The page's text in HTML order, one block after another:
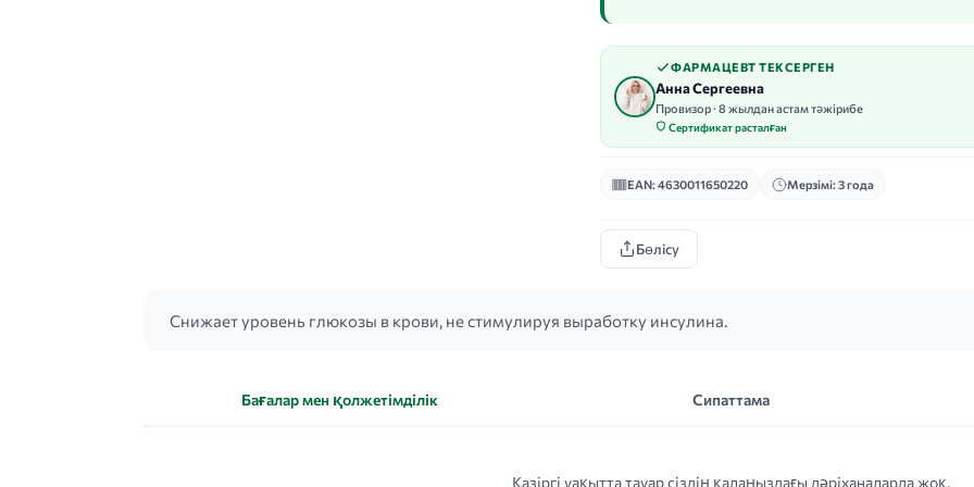
ФАРМАЦЕВТ ТЕКСЕРГЕН
Анна Сергеевна
Провизор · 8 жылдан астам тәжірибе
Сертификат расталған
EAN: 4630011650220 Мерзімі: 3 года
Бөлісу
Снижает уровень глюкозы в крови, не стимулируя выработку инсулина.
Бағалар мен қолжетімділік Сипаттама
Қазіргі уақытта тауар сіздің қалаңыздағы дәріханаларда жоқ.